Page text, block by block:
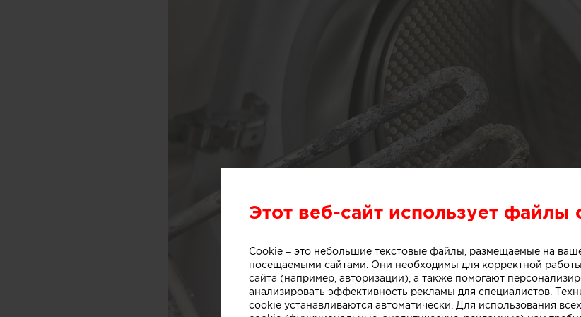
Этот веб-сайт использует файлы
Cookie – это небольшие текстовые файлы, размещаемые на
посещаемыми сайтами. Они необходимы для корректной
сайта (например, авторизации), а также помогают
анализировать эффективность рекламы для специалистов.
cookie устанавливаются автоматически. Для использования